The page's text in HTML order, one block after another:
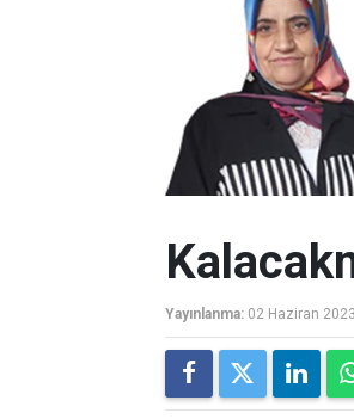
Yayınlanma: 02 Haziran